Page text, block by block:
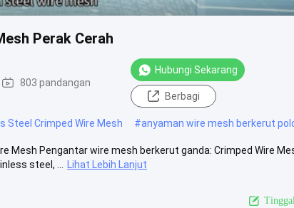
Perak Cerah
803 pandangan
Hubungi Sekarang
Berbagi
Steel Crimped Wire Mesh #anyaman wire mesh berkerut
Mesh Pengantar wire mesh berkerut ganda: Crimped Wire
steel, ...
Lihat Lebih Lanjut